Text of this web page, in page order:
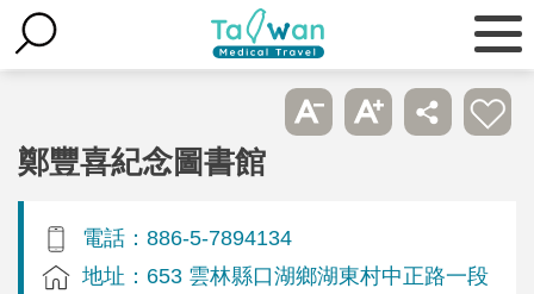
鄭豐喜紀念圖書館
電話：886-5-7894134
地址：653 雲林縣口湖鄉湖東村中正路一段